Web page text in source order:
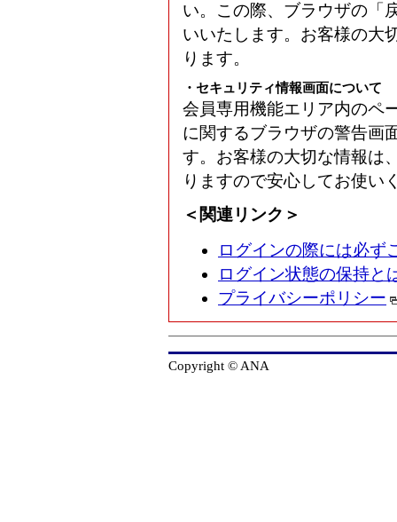
い。この際、ブラウザの「
いいたします。お客様の大
ります。
・セキュリティ情報画面について
会員専用機能エリア内のペ
に関するブラウザの警告画
す。お客様の大切な情報は
りますので安心してお使い
＜関連リンク＞
ログインの際には必ず
ログイン状態の保持と
プライバシーポリシー
Copyright © ANA